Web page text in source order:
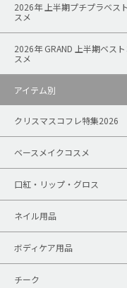
2026年 上半期プチプラベス
スメ
2026年 GRAND 上半期ベス
スメ
アイテム別
クリスマスコフレ特集2026
ベースメイクコスメ
口紅・リップ・グロス
ネイル用品
ボディケア用品
チーク